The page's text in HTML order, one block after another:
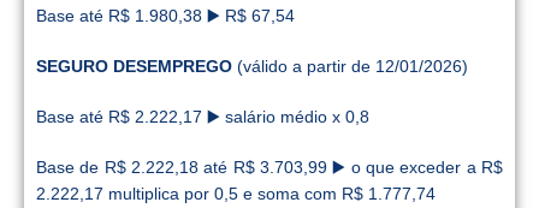
Base até R$ 1.980,38 ▶️ R$ 67,54
SEGURO DESEMPREGO (válido a partir de 12/01/2026)
Base até R$ 2.222,17 ▶️ salário médio x 0,8
Base de R$ 2.222,18 até R$ 3.703,99 ▶️ o que exceder a R$
2.222,17 multiplica por 0,5 e soma com R$ 1.777,74